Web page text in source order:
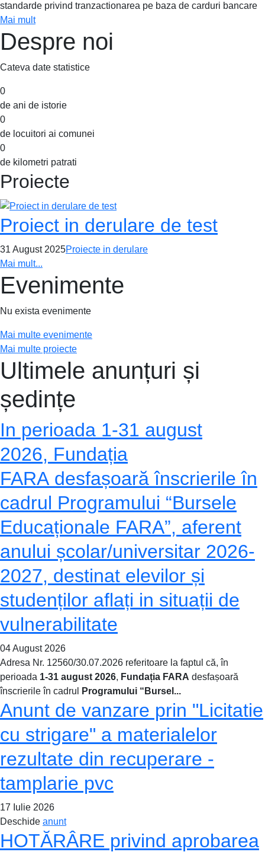
standarde privind tranzactionarea pe baza de carduri bancare
Mai mult
Despre noi
Cateva date statistice
0
de ani de istorie
0
de locuitori ai comunei
0
de kilometri patrati
Proiecte
Proiect in derulare de test
31 August 2025Proiecte in derulare
Mai mult...
Evenimente
Nu exista evenimente
Mai multe evenimente
Mai multe proiecte
Ultimele anunțuri și
ședințe
In perioada 1-31 august
2026, Fundația
FARA desfașoară înscrierile în
cadrul Programului “Bursele
Educaționale FARA”, aferent
anului școlar/universitar 2026-
2027, destinat elevilor și
studenților aflați in situații de
vulnerabilitate
04 August 2026
Adresa Nr. 12560/30.07.2026 referitoare la faptul că, în
perioada 1-31 august 2026, Fundația FARA desfașoară
înscrierile în cadrul
Programului “Bursel...
Anunt de vanzare prin "Licitatie
cu strigare" a materialelor
rezultate din recuperare -
tamplarie pvc
17 Iulie 2026
Deschide anunt
HOTĂRÂRE privind aprobarea